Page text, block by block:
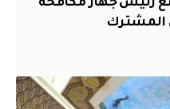
رئيس جهاز مكافحة
المشترك